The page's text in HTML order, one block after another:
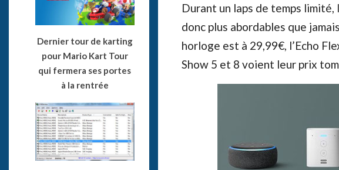
Durant un laps de temps
donc plus abordables que
horloge est à 29,99€, l’Echo
Show 5 et 8 voient leur prix
Dernier tour de karting
pour Mario Kart Tour
qui fermera ses portes
à la rentrée